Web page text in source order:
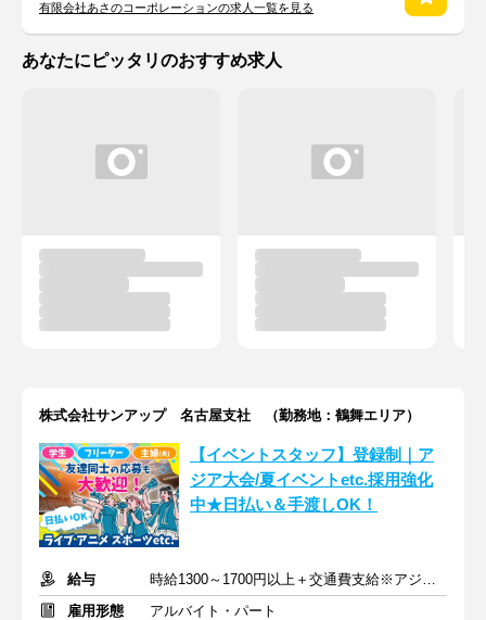
有限会社あさのコーポレーションの求人一覧を見る
あなたにピッタリのおすすめ求人
株式会社サンアップ 名古屋支社 （勤務地：鶴舞エリア）
【イベントスタッフ】登録制｜ア
ジア大会/夏イベントetc.採用強化
中★日払い＆手渡しOK！
給与
時給1300～1700円以上＋交通費支給※アジア大会手当もあり
雇用形態
アルバイト・パート